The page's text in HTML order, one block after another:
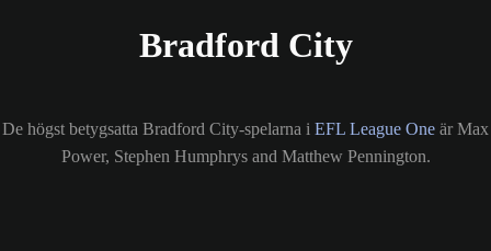
Bradford City
De högst betygsatta Bradford City-spelarna i EFL League One är Max
Power, Stephen Humphrys and Matthew Pennington.